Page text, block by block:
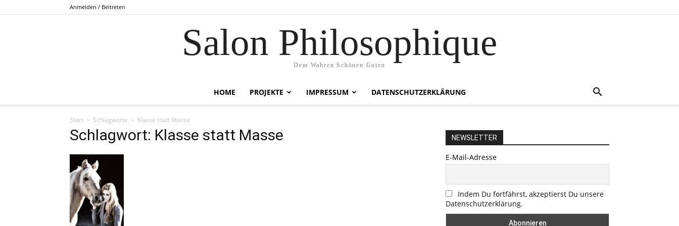
Anmelden / Beitreten
Salon Philosophique
Dem Wahren Schönen Guten
HOME PROJEKTE IMPRESSUM DATENSCHUTZERKLÄRUNG
Start Schlagworte Klasse statt Masse
Schlagwort: Klasse statt Masse NEWSLETTER
E-Mail-Adresse
Indem Du fortfährst, akzeptierst Du unsere
Datenschutzerklärung.